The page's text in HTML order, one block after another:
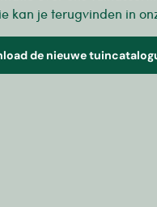
kan je terugvinden in
de nieuwe